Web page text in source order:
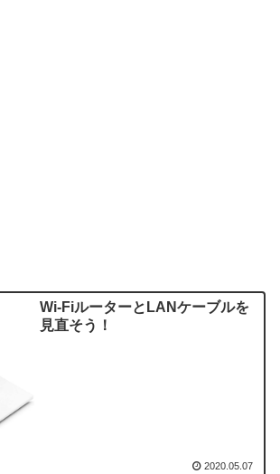
Wi-FiルーターとLANケーブルを
見直そう！
2020.05.07